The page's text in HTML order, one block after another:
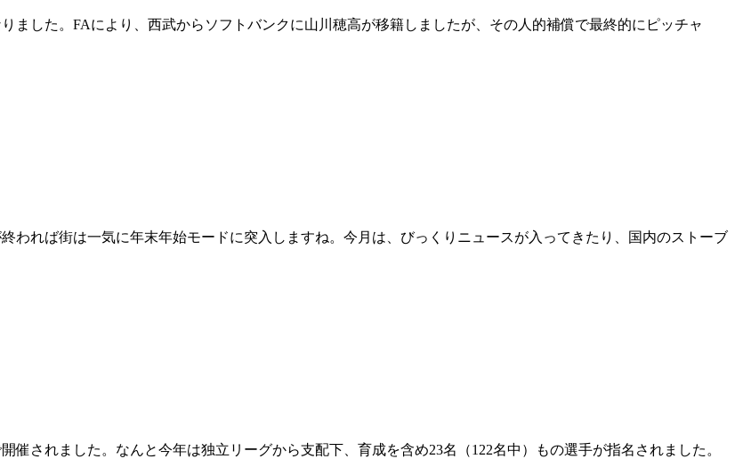
した。FAにより、西武からソフトバンクに山川穂高が移籍しましたが、その人的補償で最終的にピッチャ
れば街は一気に年末年始モードに突入しますね。今月は、びっくりニュースが入ってきたり、国内のストーブ
されました。なんと今年は独立リーグから支配下、育成を含め23名（122名中）もの選手が指名されました。